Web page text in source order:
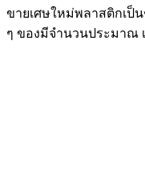
ขายเศษใหม่พลาสติกเป็
ๆ ของมีจำนวนประมาณ